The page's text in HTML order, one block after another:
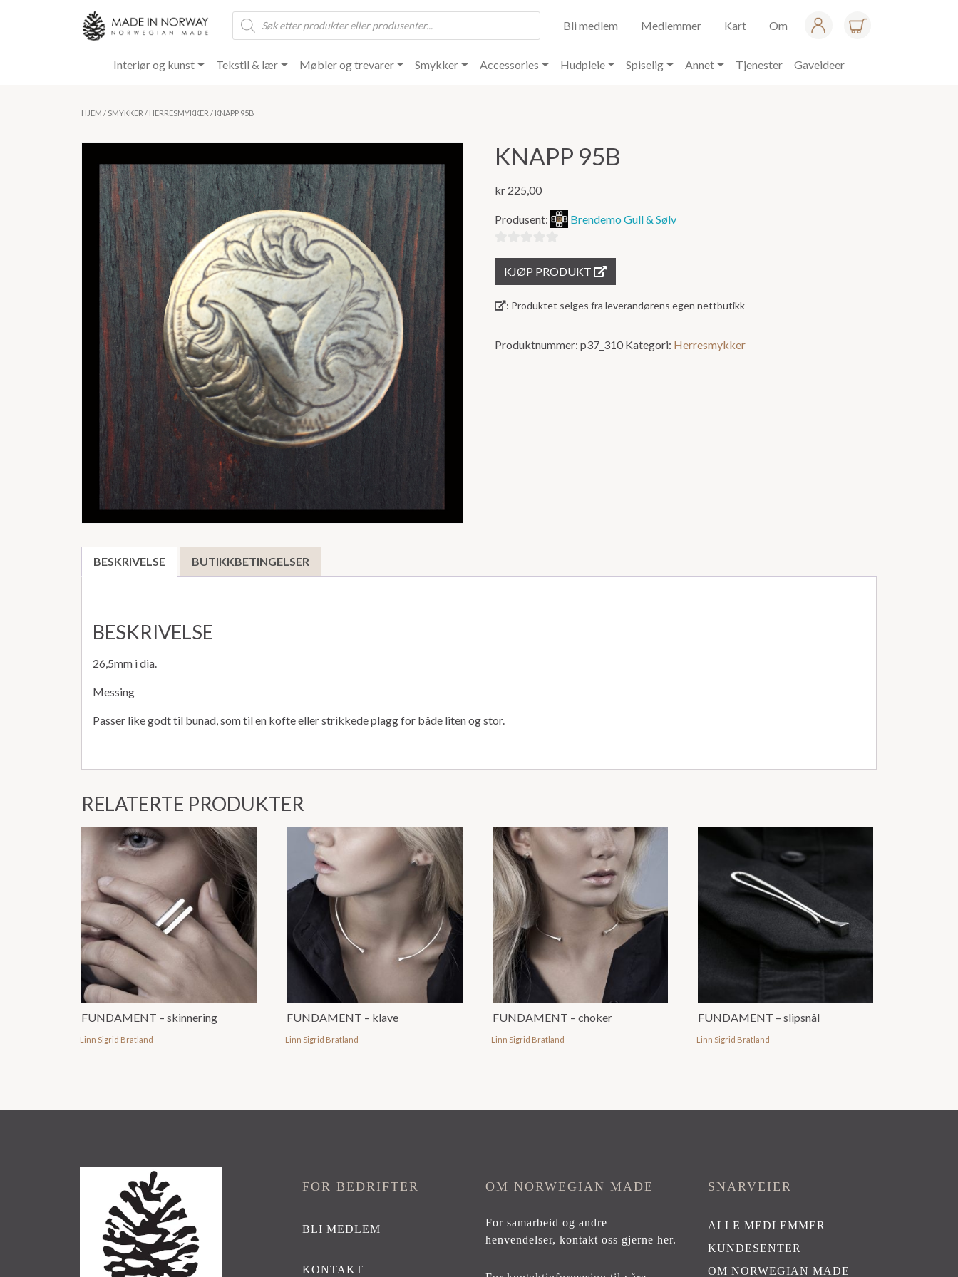
Products
search
Bli medlem Medlemmer Kart Om
Interiør og kunst Tekstil & lær Møbler og trevarer Smykker Accessories Hudpleie Spiselig Annet Tjenester Gaveideer
HJEM / SMYKKER / HERRESMYKKER / KNAPP 95B
KNAPP 95B
kr 225,00
Produsent: Brendemo Gull & Sølv
ut
5
KJØP PRODUKT
: Produktet selges fra leverandørens egen nettbutikk
Produktnummer:p37_310 Kategori: Herresmykker
BESKRIVELSE BUTIKKBETINGELSER
BESKRIVELSE
26,5mm i dia.
Messing
Passer like godt til bunad, som til en kofte eller strikkede plagg for både liten og stor.
RELATERTE PRODUKTER
FUNDAMENT – skinnering
Linn Sigrid Bratland
FUNDAMENT – klave
Linn Sigrid Bratland
FUNDAMENT – choker
Linn Sigrid Bratland
FUNDAMENT – slipsnål
Linn Sigrid Bratland
FOR BEDRIFTER
BLI MEDLEM
KONTAKT
OM NORWEGIAN MADE
For samarbeid og andre
henvendelser,kontakt oss gjerne her.
SNARVEIER
ALLE MEDLEMMER
KUNDESENTER
OM NORWEGIAN MADE